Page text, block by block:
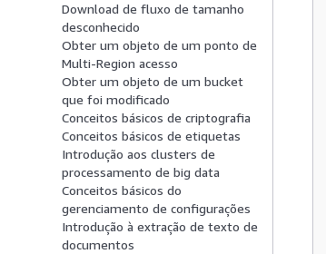
Download de fluxo de tamanho
desconhecido
Obter um objeto de um ponto de
Multi-Region acesso
Obter um objeto de um bucket
que foi modificado
Conceitos básicos de criptografia
Conceitos básicos de etiquetas
Introdução aos clusters de
processamento de big data
Conceitos básicos do
gerenciamento de configurações
Introdução à extração de texto de
documentos